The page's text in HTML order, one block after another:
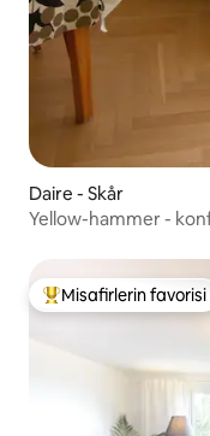
Daire - Skår
Yellow-hammer -
Misafirlerin
Misafirlerin favorisi